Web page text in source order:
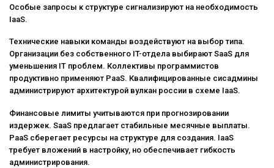
Особые запросы к структуре сигнализируют на необходимость
IaaS.
Технические навыки команды воздействуют на выбор типа.
Организации без собственного IT-отдела выбирают SaaS для
уменьшения IT проблем. Коллективы программистов
продуктивно применяют PaaS. Квалифицированные сисадмины
администрируют архитектурой вулкан россии в схеме IaaS.
Финансовые лимиты учитываются при прогнозировании
издержек. SaaS предлагает стабильные месячные выплаты.
PaaS сберегает ресурсы на структуре для создания. IaaS
требует вложений в настройку, но обеспечивает гибкость
администрирования.